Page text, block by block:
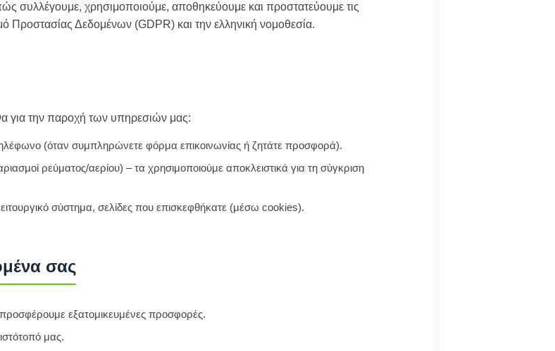
συλλέγουμε, χρησιμοποιούμε, αποθηκεύουμε και προστατεύουμε τις
Προστασίας Δεδομένων (GDPR) και την ελληνική νομοθεσία.
για την παροχή των υπηρεσιών μας:
(όταν συμπληρώνετε φόρμα επικοινωνίας ή ζητάτε προσφορά).
ρεύματος/αερίου) – τα χρησιμοποιούμε αποκλειστικά για τη σύγκριση
σύστημα, σελίδες που επισκεφθήκατε (μέσω cookies).
σας
εξατομικευμένες προσφορές.
μας.